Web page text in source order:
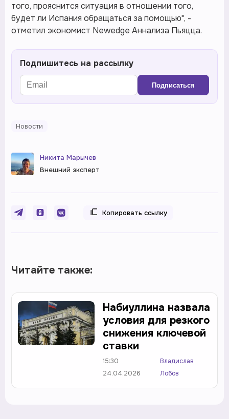
того, прояснится ситуация в отношении того,
будет ли Испания обращаться за помощью", -
отметил экономист Newedge Аннализа Пьяцца.
Подпишитесь на рассылку
Подписаться
Новости
Никита Марычев
Внешний эксперт
Копировать ссылку
Читайте также:
Набиуллина назвала
условия для резкого
снижения ключевой
ставки
15:30
24.04.2026
Владислав
Лобов